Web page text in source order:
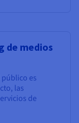
de medios
es
las
de